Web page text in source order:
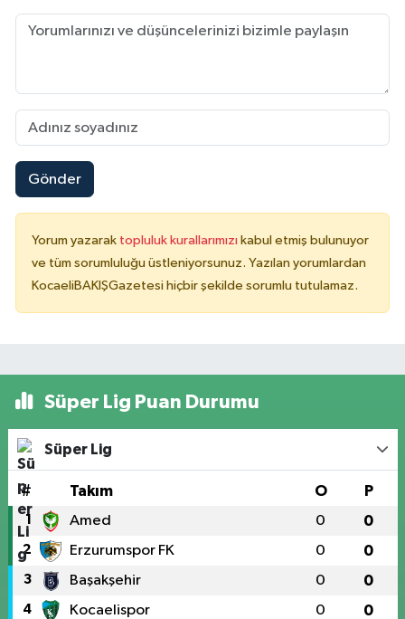
Gönder
Yorum yazarak topluluk kurallarımızı kabul etmiş bulunuyor
ve tüm sorumluluğu üstleniyorsunuz. Yazılan yorumlardan
KocaeliBAKIŞGazetesi hiçbir şekilde sorumlu tutulamaz.
Süper Lig Puan Durumu
Süper Lig
# Takım O P
1 Amed 0 0
2 Erzurumspor FK 0 0
3 Başakşehir 0 0
4 Kocaelispor 0 0